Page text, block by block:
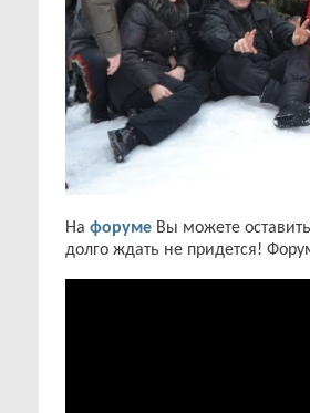
На форуме Вы можете
долго ждать не придется!